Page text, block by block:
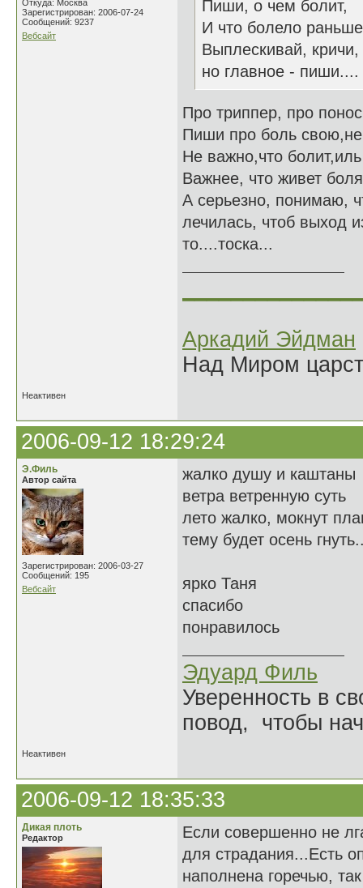
Откуда: Москва
Зарегистрирован: 2006-07-24
Сообщений: 9237
Вебсайт
Пиши, о чем болит,
И что болело
Выплескивай, кричи,
но главное - пиши....
Про триппер, про
Пиши про боль
Не важно,что
Важнее, что живет
А серьезно, понимаю,
лечилась, чтоб выход
то....тоска...
Аркадий Эйдман
Над Миром
Неактивен
2006-09-12 18:29:24
Э.Филь
Автор сайта
Зарегистрирован: 2006-03-27
Сообщений: 195
Вебсайт
жалко душу и каштаны
ветра ветренную суть
лето жалко, мокнут
тему будет осень
ярко Таня
спасибо
понравилось
Эдуард Филь
Уверенность в
повод, чтобы
Неактивен
2006-09-12 18:35:33
Дикая плоть
Редактор
Если совершенно не
для страдания...Есть
наполнена горечью,